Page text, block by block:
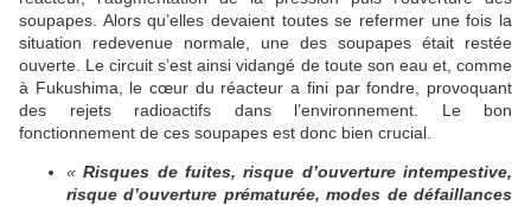
soupapes. Alors qu’elles devaient toutes se refermer une fois la
situation redevenue normale, une des soupapes était restée
ouverte. Le circuit s’est ainsi vidangé de toute son eau et, comme
à Fukushima, le cœur du réacteur a fini par fondre, provoquant
des rejets radioactifs dans l’environnement. Le bon
fonctionnement de ces soupapes est donc bien crucial.
«Risques de fuites, risque d’ouverture intempestive,
risque d’ouverture prématurée, modes de défaillances